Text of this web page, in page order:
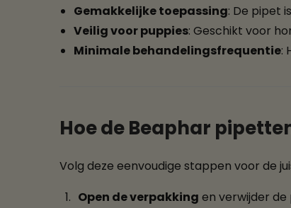
Gemakkelijke toepassing: De pipet
Veilig voor puppies: Geschikt voor
Minimale behandelingsfrequentie:
Hoe de Beaphar
Volg deze eenvoudige stappen voor de
Open de verpakking en verwijder